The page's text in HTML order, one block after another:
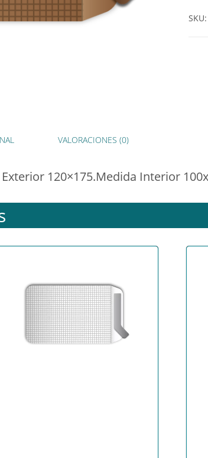
SKU:
VALORACIONES (0)
120×175.Medida Interior